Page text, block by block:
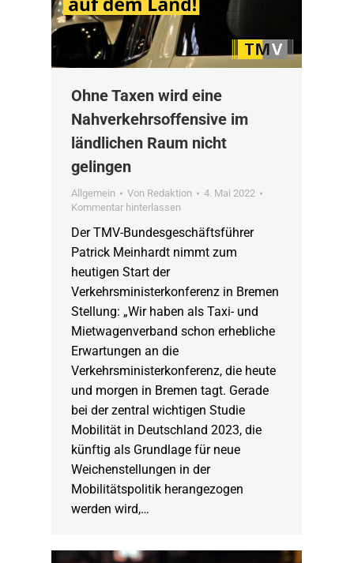
Ohne Taxen wird eine
Nahverkehrsoffensive im
ländlichen Raum nicht
gelingen
Allgemein Von Redaktion
4. Mai 2022
Kommentar hinterlassen
Der TMV-Bundesgeschäftsführer
Patrick Meinhardt nimmt zum
heutigen Start der
Verkehrsministerkonferenz in Bremen
Stellung: „Wir haben als Taxi- und
Mietwagenverband schon erhebliche
Erwartungen an die
Verkehrsministerkonferenz, die heute
und morgen in Bremen tagt. Gerade
bei der zentral wichtigen Studie
Mobilität in Deutschland 2023, die
künftig als Grundlage für neue
Weichenstellungen in der
Mobilitätspolitik herangezogen
werden wird,…